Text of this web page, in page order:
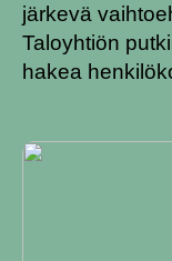
järkevä
Taloyhtiön
hakea